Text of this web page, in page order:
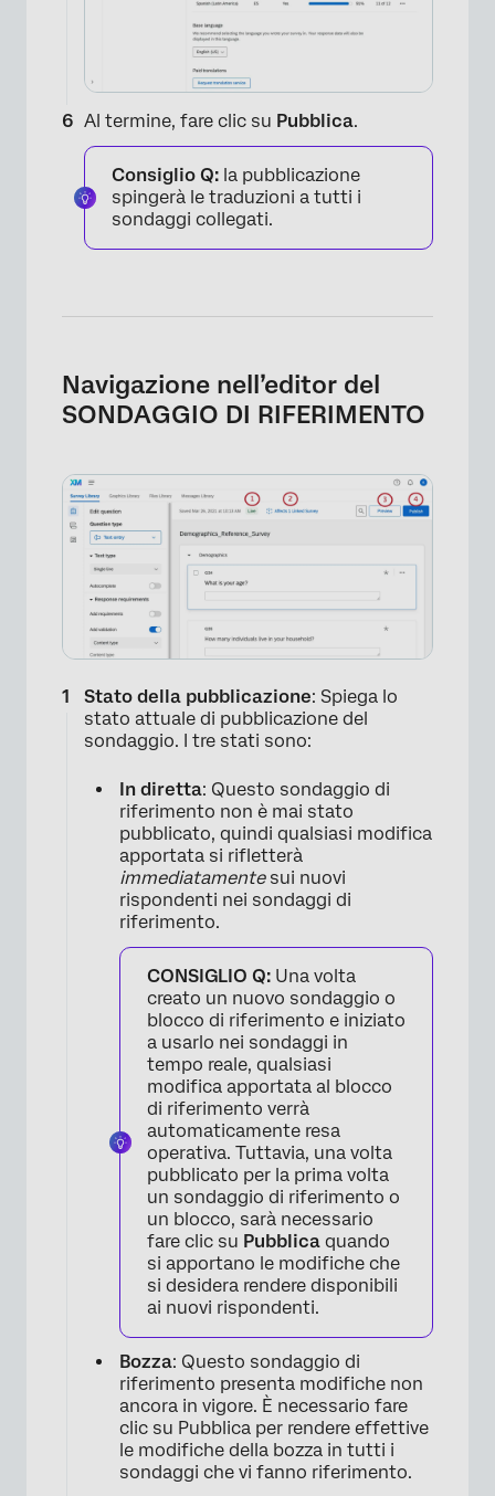
×
×
Al termine, fare clic su Pubblica.
Consiglio Q: la pubblicazione
spingerà le traduzioni a tutti i
sondaggi collegati.
Navigazione nell’editor del
SONDAGGIO DI RIFERIMENTO
×
Stato della pubblicazione: Spiega lo
stato attuale di pubblicazione del
sondaggio. I tre stati sono:
In diretta: Questo sondaggio di
riferimento non è mai stato
pubblicato, quindi qualsiasi modifica
apportata si rifletterà
immediatamentesui nuovi
rispondenti nei sondaggi di
riferimento.
CONSIGLIO Q: Una volta
creato un nuovo sondaggio o
blocco di riferimento e iniziato
a usarlo nei sondaggi in
tempo reale, qualsiasi
modifica apportata al blocco
di riferimento verrà
automaticamente resa
operativa. Tuttavia, una volta
pubblicato per la prima volta
un sondaggio di riferimento o
un blocco, sarà necessario
fare clic su Pubblica quando
si apportano le modifiche che
si desidera rendere disponibili
ai nuovi rispondenti.
Bozza: Questo sondaggio di
riferimento presenta modifiche non
ancora in vigore. È necessario fare
clic su Pubblica per rendere effettive
le modifiche della bozza in tutti i
sondaggi che vi fanno riferimento.